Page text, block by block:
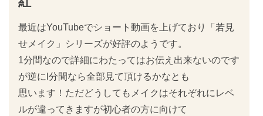
最近はYouTubeでショート動画を上げており「若見
せメイク」シリーズが好評のようです。
1分間なので詳細にわたってはお伝え出来ないのです
が逆にl分間なら全部見て頂けるかなとも
思います！ただどうしてもメイクはそれぞれにレベ
ルが違ってきますが初心者の方に向けて